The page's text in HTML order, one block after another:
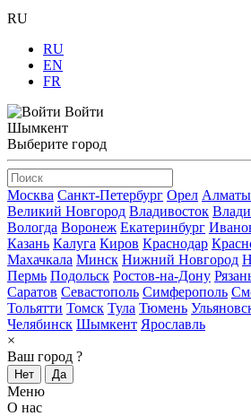
RU
RU
EN
FR
Войти
Шымкент
Выберите город
Москва Санкт-Петербург Орел Алматы
Великий Новгород Владивосток
Вологда Воронеж Екатеринбург
Казань Калуга Киров Краснодар
Махачкала Минск Нижний Новгород
Пермь Подольск Ростов-на-Дону
Саратов Севастополь Симферополь
Тольятти Томск Тула Тюмень
Челябинск Шымкент Ярославль
×
Ваш город ?
Нет Да
Меню
О нас